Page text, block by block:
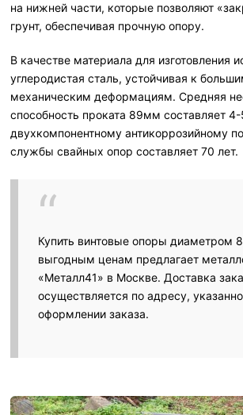
на нижней части, которые позволяют
грунт, обеспечивая прочную опору.
В качестве материала для изготовления
углеродистая сталь, устойчивая к
механическим деформациям. Средняя
способность проката 89мм составляет
двухкомпонентному антикоррозийному
службы свайных опор составляет 70 лет.
Купить винтовые опоры диаметром
выгодным ценам предлагает
«Металл41» в Москве. Доставка
осуществляется по адресу,
оформлении заказа.